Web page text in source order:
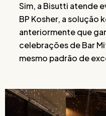
Sim, a Bisutti atende
BP Kosher, a solução
anteriormente que
celebrações de Bar
mesmo padrão de